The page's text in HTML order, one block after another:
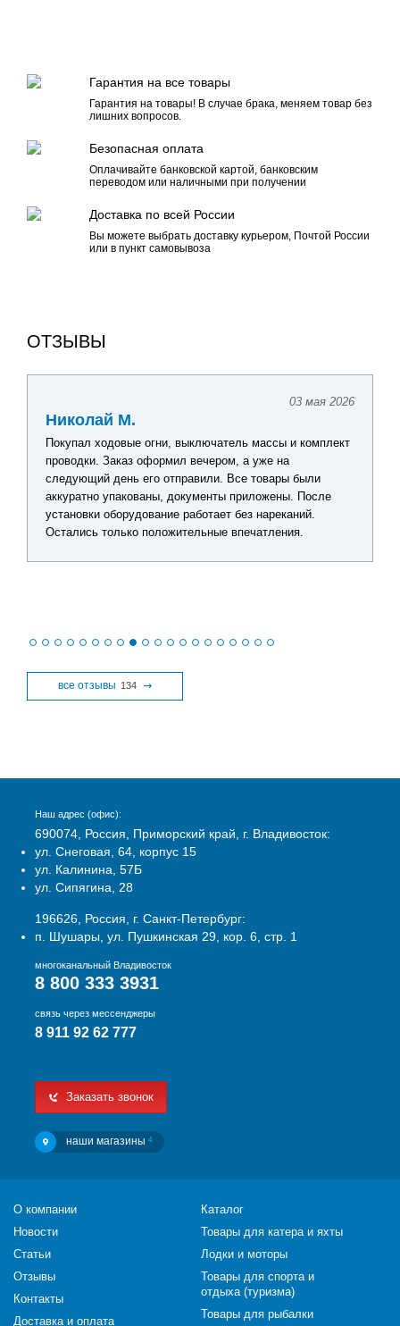
Гарантия на все товары
Гарантия на товары! В случае брака, меняем товар без
лишних вопросов.
Безопасная оплата
Оплачивайте банковской картой, банковским
переводом или наличными при получении
Доставка по всей России
Вы можете выбрать доставку курьером, Почтой России
или в пункт самовывоза
ОТЗЫВЫ
03 мая 2026
Николай М.
Покупал ходовые огни, выключатель массы и комплект
проводки. Заказ оформил вечером, а уже на
следующий день его отправили. Все товары были
аккуратно упакованы, документы приложены. После
установки оборудование работает без нареканий.
Остались только положительные впечатления.
все отзывы 134
Наш адрес (офис):
690074, Россия, Приморский край, г. Владивосток:
ул. Снеговая, 64, корпус 15
ул. Калинина, 57Б
ул. Сипягина, 28
196626, Россия, г. Санкт-Петербург:
п. Шушары, ул. Пушкинская 29, кор. 6, стр. 1
многоканальный Владивосток
8 800 333 3931
связь через мессенджеры
8 911 92 62 777
Заказать звонок
наши магазины 4
О компании
Новости
Статьи
Отзывы
Контакты
Доставка и оплата
Каталог
Товары для катера и яхты
Лодки и моторы
Товары для спорта и
отдыха (туризма)
Товары для рыбалки